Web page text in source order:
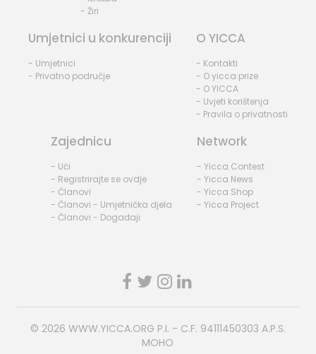
- Žiri
Umjetnici u konkurenciji
- Umjetnici
- Privatno područje
O YICCA
- Kontakti
- O yicca prize
- O YICCA
- Uvjeti korištenja
- Pravila o privatnosti
Zajednicu
- Ući
- Registrirajte se ovdje
- Članovi
- Članovi - Umjetnička djela
- Članovi - Događaji
Network
- Yicca Contest
- Yicca News
- Yicca Shop
- Yicca Project
© 2026 WWW.YICCA.ORG P.I. - C.F. 94111450303 A.P.S.
MOHO